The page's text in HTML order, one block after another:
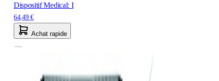
Dispositif Medical: I
64,49 €
Achat rapide